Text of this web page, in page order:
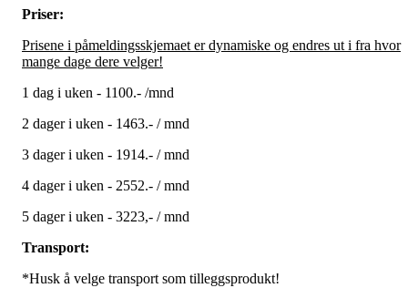
Priser:
Prisene i påmeldingsskjemaet er dynamiske og endres ut i fra hvor
mange dage dere velger!
1 dag i uken - 1100.- /mnd
2 dager i uken - 1463.- / mnd
3 dager i uken - 1914.- / mnd
4 dager i uken - 2552.- / mnd
5 dager i uken - 3223,- / mnd
Transport:
*Husk å velge transport som tilleggsprodukt!